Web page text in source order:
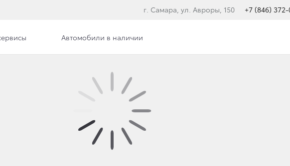
г. Самара, ул. Авроры, 150 +7 (846)
Автомобили в наличии
ПРЕМЬЕРА НОВОЙ